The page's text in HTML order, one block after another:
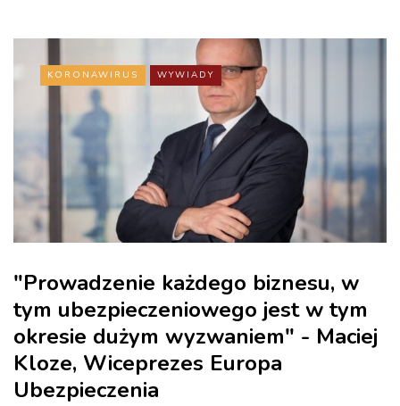
KORONAWIRUS WYWIADY
"Prowadzenie każdego biznesu, w
tym ubezpieczeniowego jest w tym
okresie dużym wyzwaniem" - Maciej
Kloze, Wiceprezes Europa
Ubezpieczenia